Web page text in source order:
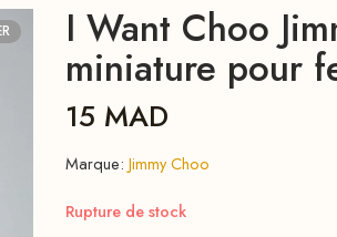
I Want Choo
miniature pour
15 MAD
Marque: Jimmy Choo
Rupture de stock